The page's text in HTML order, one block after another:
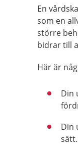
En
som en
större
bidrar till
Här är
Din
Din
sätt.